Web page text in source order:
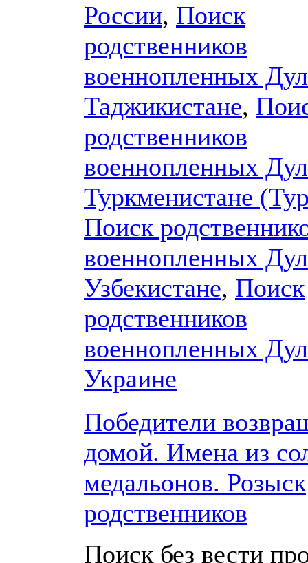
России, Поиск
родственников
военнопленных
Таджикистане,
родственников
военнопленных
Туркменистане
Поиск
военнопленных
Узбекистане, Поиск
родственников
военнопленных
Украине
Победители
домой. Имена из
медальонов. Розыск
родственников
Поиск без вести